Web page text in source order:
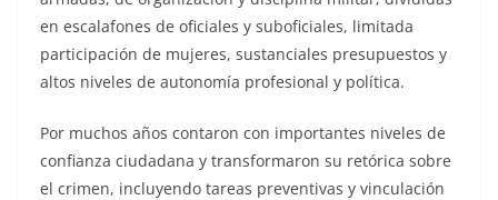
en escalafones de oficiales y suboficiales, limitada
participación de mujeres, sustanciales presupuestos y
altos niveles de autonomía profesional y política.
Por muchos años contaron con importantes niveles de
confianza ciudadana y transformaron su retórica sobre
el crimen, incluyendo tareas preventivas y vinculación